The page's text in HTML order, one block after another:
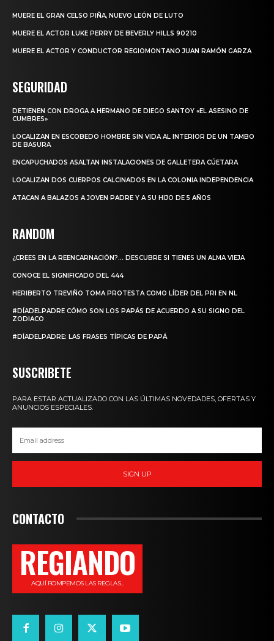
MUERE EL GRAN CELSO PIÑA, NUEVO LEÓN DE LUTO
MUERE EL ACTOR LUKE PERRY DE BEVERLY HILLS 90210
MUERE EL ACTOR Y CONDUCTOR REGIOMONTANO JUAN RAMÓN GARZA
SEGURIDAD
DETIENEN CON DROGA A HERMANO DE DIEGO SANTOY «EL ASESINO DE
CUMBRES»
LOCALIZAN EN ESCOBEDO HOMBRE SIN VIDA AL INTERIOR DE UN TAMBO
DE BASURA
ENCAPUCHADOS ASALTAN INSTALACIONES DE GALLETERA CÚETARA
LOCALIZAN DOS CUERPOS CALCINADOS EN LA COLONIA INDEPENDENCIA
ATACAN A BALAZOS A JOVEN PADRE Y A SU HIJO DE 5 AÑOS
RANDOM
¿CREES EN LA REENCARNACIÓN?… DESCUBRE SI TIENES UN ALMA VIEJA
CONOCE EL SIGNIFICADO DEL 444
HERIBERTO TREVIÑO TOMA PROTESTA COMO LÍDER DEL PRI EN NL
#DÍADELPADRE CÓMO SON LOS PAPÁS DE ACUERDO A SU SIGNO DEL
ZODIACO
#DÍADELPADRE: LAS FRASES TÍPICAS DE PAPÁ
SUSCRIBETE
PARA ESTAR ACTUALIZADO CON LAS ÚLTIMAS NOVEDADES, OFERTAS Y
ANUNCIOS ESPECIALES.
SIGN UP
CONTACTO
REGIANDO
AQUÍ ROMPEMOS LAS REGLAS...